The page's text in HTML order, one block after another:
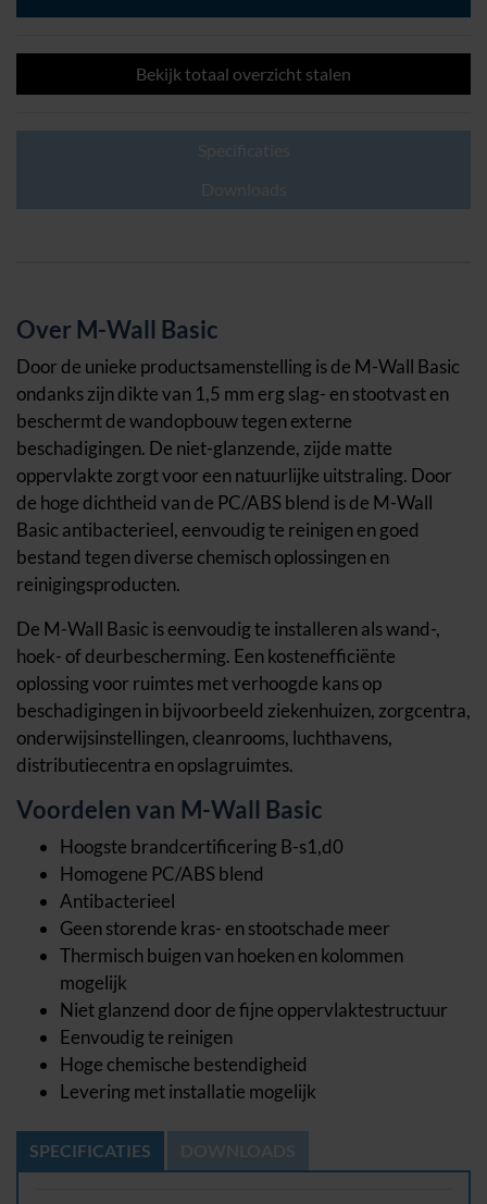
Bekijk totaal overzicht stalen
Over M-Wall Basic
Door de unieke productsamenstelling is de M-Wall Basic
ondanks zijn dikte van 1,5 mm erg slag- en stootvast en
beschermt de wandopbouw tegen externe
beschadigingen. De niet-glanzende, zijde matte
oppervlakte zorgt voor een natuurlijke uitstraling. Door
de hoge dichtheid van de PC/ABS blend is de M-Wall
Basic antibacterieel, eenvoudig te reinigen en goed
bestand tegen diverse chemisch oplossingen en
reinigingsproducten.
De M-Wall Basic is eenvoudig te installeren als wand-,
hoek- of deurbescherming. Een kostenefficiënte
oplossing voor ruimtes met verhoogde kans op
beschadigingen in bijvoorbeeld ziekenhuizen,zorgcentra,
onderwijsinstellingen, cleanrooms, luchthavens,
distributiecentra enopslagruimtes.
Voordelen van M-Wall Basic
Hoogste brandcertificering B-s1,d0
Homogene PC/ABS blend
Antibacterieel
Geen storende kras- en stootschade meer
Thermisch buigen van hoeken en kolommen
mogelijk
Niet glanzend door de fijne oppervlaktestructuur
Eenvoudig te reinigen
Hoge chemische bestendigheid
Levering met installatie mogelijk
SPECIFICATIES